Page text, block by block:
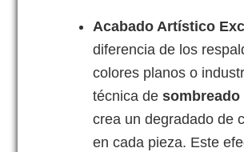
Acabado Artístico
diferencia de los
colores planos o
técnica desombreado
crea un degradado de
en cada pieza. Este